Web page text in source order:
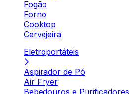
Fogão
Forno
Cooktop
Cervejeira
Eletroportáteis
Aspirador de Pó
Air Fryer
Bebedouros e Purificadores